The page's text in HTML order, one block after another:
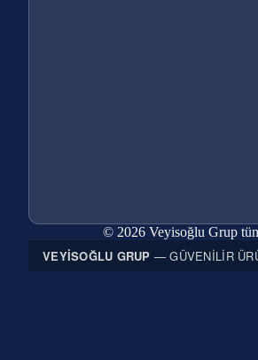
© 2026 Veyisoğlu Grup tüm
VEYISOĞLU GRUP — GÜVENILIR